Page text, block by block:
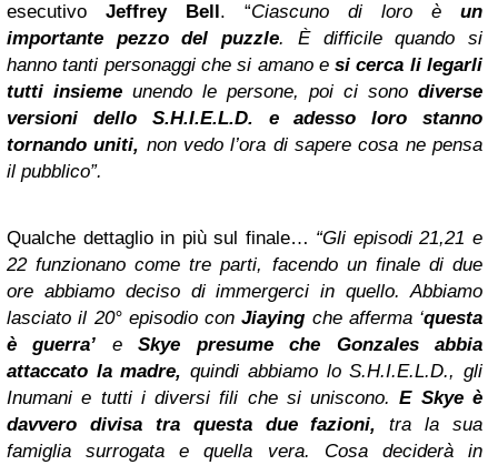
esecutivo Jeffrey Bell. “Ciascuno di loro è un
importante pezzo del puzzle. È difficile quando si
hanno tanti personaggi che si amano esi cerca li legarli
tutti insieme unendo le persone, poi ci sono diverse
versioni dello S.H.I.E.L.D. e adesso loro stanno
tornando uniti, non vedo l’ora di sapere cosa ne pensa
il pubblico”.
Qualche dettaglio in più sul finale… “Gli episodi 21,21 e
22 funzionano come tre parti, facendo un finale di due
ore abbiamo deciso di immergerci in quello. Abbiamo
lasciato il 20° episodio conJiaying che afferma ‘questa
è guerra’ eSkye presume che Gonzales abbia
attaccato la madre, quindi abbiamo lo S.H.I.E.L.D., gli
Inumani e tutti i diversi fili che si uniscono.E Skye è
davvero divisa tra questa due fazioni, tra la sua
famiglia surrogata e quella vera. Cosa deciderà in